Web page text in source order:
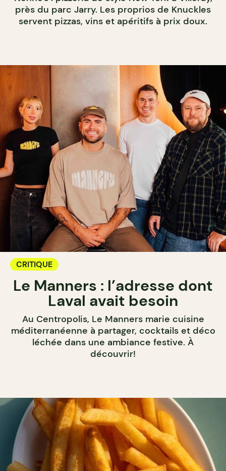
près du parc Jarry. Les proprios de Knuckles
servent pizzas, vins et apéritifs à prix doux.
CRITIQUE
Le Manners : l’adresse dont
Laval avait besoin
Au Centropolis, Le Manners marie cuisine
méditerranéenne à partager, cocktails et déco
léchée dans une ambiance festive. À
découvrir!